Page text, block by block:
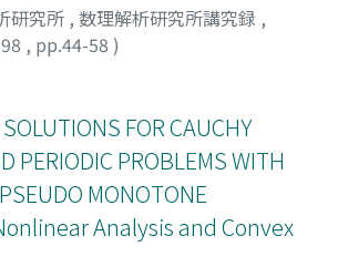
研究所 , 数理解析研究所講究録 ,
, pp.44-58 )
FOR CAUCHY
PERIODIC PROBLEMS WITH
MONOTONE
Analysis and Convex